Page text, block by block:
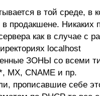
в той среде, в
в продакшене. Никаких
как в случае с
localhost
ЗОНЫ со всеми
MX, CNAME и пр.
прописавшие себе